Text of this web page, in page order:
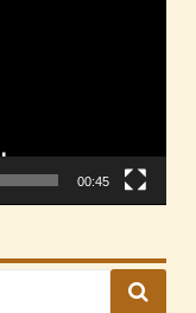
00:45